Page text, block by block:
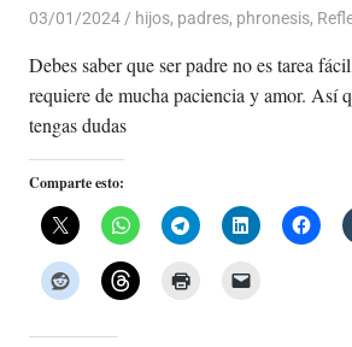
03/01/2024 De todo un Poco
hijos, padres, phronesis,
Debes saber que ser padre no es tarea
requiere de mucha paciencia y amor. Así
tengas dudas
Comparte esto: